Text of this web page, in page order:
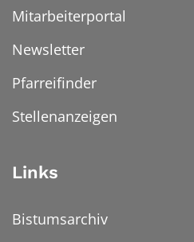
Mitarbeiterportal
Newsletter
Pfarreifinder
Stellenanzeigen
Links
Bistumsarchiv